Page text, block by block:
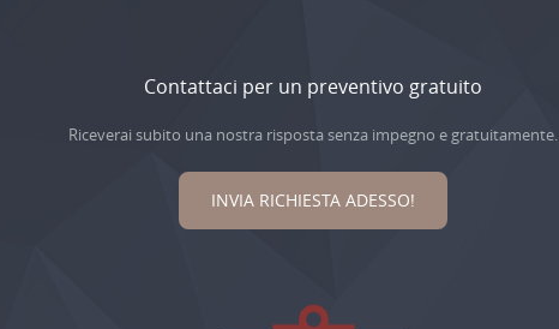
Contattaci per un preventivo gratuito
Riceverai subito una nostra risposta senza impegno e gratuitamente.
INVIA RICHIESTA ADESSO!